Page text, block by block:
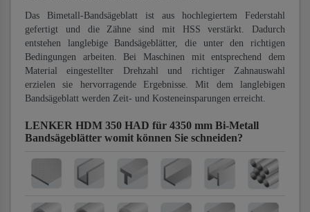
Das Bimetall-Bandsägeblatt ist aus hochlegiertem Federstahl
gefertigt und die Zähne sind mit HSS verstärkt. Dadurch
entstehen langlebige Bandsägeblätter, die unter den richtigen
Bedingungen arbeiten. Bei Maschinen mit entsprechend dem
Material eingestellter Drehzahl und richtiger Zahnauswahl
erzielen sie hervorragende Ergebnisse. Mit dem langlebigen
Bandsägeblatt werden Zeit- und Kosteneinsparungen erreicht.
LENKER HDM 350 HAD für 4350 mm Bi-Metall
Bandsägeblätter womit können Sie schneiden?